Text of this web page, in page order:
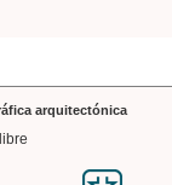
arquitectónica